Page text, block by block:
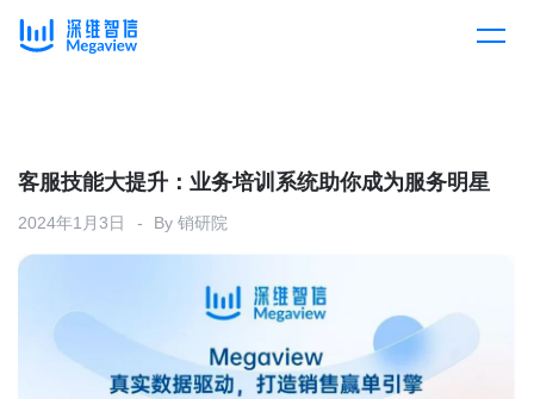
产品总览
产品集成
解决方案
按行业
消费医疗
客户案例
客服技能大提升：业务培训系统助你成为服务明星
2024年1月3日 By 销研院